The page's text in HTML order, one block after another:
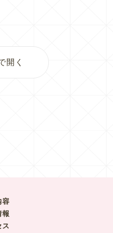
開く
容
報
ス